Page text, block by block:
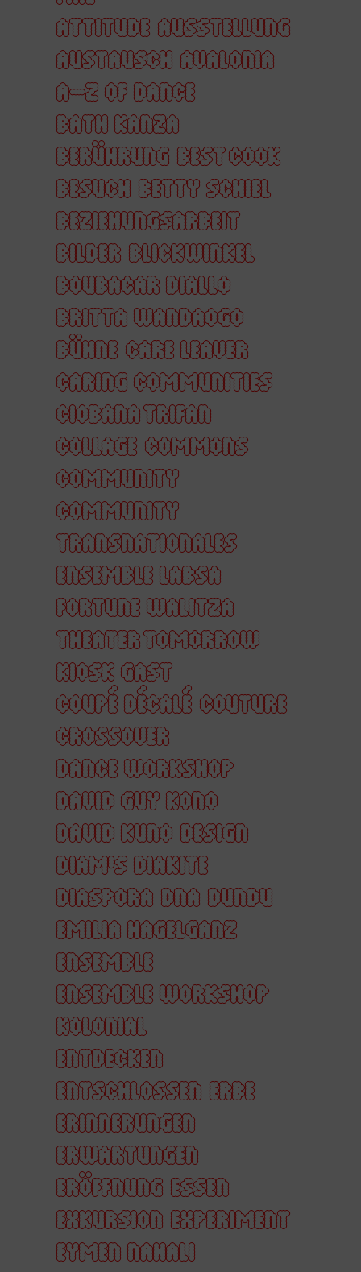
ATTITUDE AUSSTELLUNG
AUSTAUSCH AVALONIA
A–Z OF DANCE
BATH KANZA
BERÜHRUNG BEST COOK
BESUCH BETTY SCHIEL
BEZIEHUNGSARBEIT
BILDER BLICKWINKEL
BOUBACAR DIALLO
BRITTA WANDAOGO
BÜHNE CARE LEAVER
CARING COMMUNITIES
CIOBANA TRIFAN
COLLAGE COMMONS
COMMUNITY
COMMUNITY
TRANSNATIONALES
ENSEMBLE LABSA
FORTUNE WALITZA
THEATER TOMORROW
KIOSK GAST
COUPÉ DÉCALÉ COUTURE
CROSSOVER
DANCE WORKSHOP
DAVID GUY KONO
DAVID KUNO DESIGN
DIAM'S DIAKITE
DIASPORA DNA DUNDU
EMILIA HAGELGANZ
ENSEMBLE
ENSEMBLE WORKSHOP
KOLONIAL
ENTDECKEN
ENTSCHLOSSEN ERBE
ERINNERUNGEN
ERWARTUNGEN
ERÖFFNUNG ESSEN
EXKURSION EXPERIMENT
EYMEN NAHALI